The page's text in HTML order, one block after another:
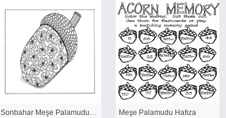
Sonbahar Meşe Palamudu Yetişkin Meşe Palamudu Hafıza